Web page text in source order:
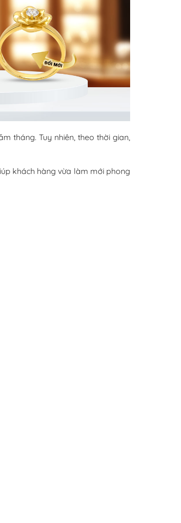
tháng. Tuy nhiên, theo thời gian,
khách hàng vừa làm mới phong